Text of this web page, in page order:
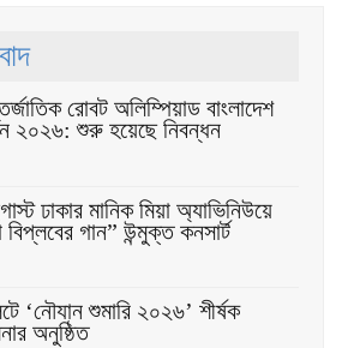
রোবট অলিম্পিয়াড বাংলাদেশ
২০২৬: শুরু হয়েছে নিবন্ধন
ঢাকার মানিক মিয়া অ্যাভিনিউয়ে
বিপ্লবের গান” উন্মুক্ত কনসার্ট
‘নৌযান শুমারি ২০২৬’ শীর্ষক
অনুষ্ঠিত